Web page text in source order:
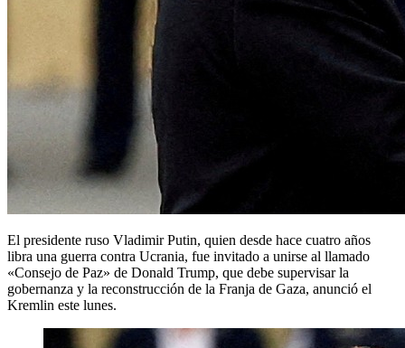
El presidente ruso Vladimir Putin, quien desde hace cuatro años
libra una guerra contra Ucrania, fue invitado a unirse al llamado
«Consejo de Paz» de Donald Trump, que debe supervisar la
gobernanza y la reconstrucción de la Franja de Gaza, anunció el
Kremlin este lunes.